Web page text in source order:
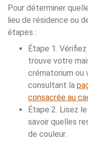
Pour déterminer
lieu de résidence ou
étapes :
Étape 1.
trouve votre
crématorium ou
consultant la
consacrée au
Étape 2. Lisez le
savoir quelles
de couleur.